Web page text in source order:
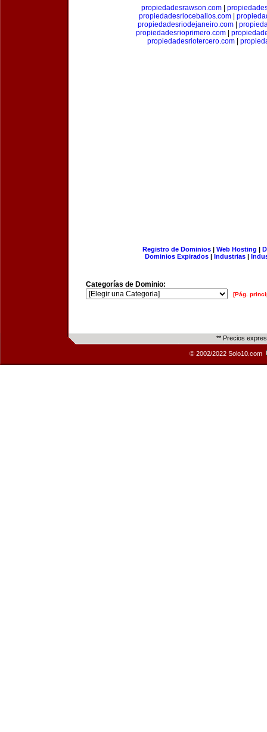
propiedadesrawson.com
propiedadesrioceballos.com|
propiedadesriodejaneiro.com|
propiedadesrioprimero.com|
propiedadesriotercero.com|
Registro de Dominios| Web Hosting |
Dominios Expirados | Industrias |
Categorías de Dominio:
[Pág.
** Precios
© 2002/2022 Solo10.com